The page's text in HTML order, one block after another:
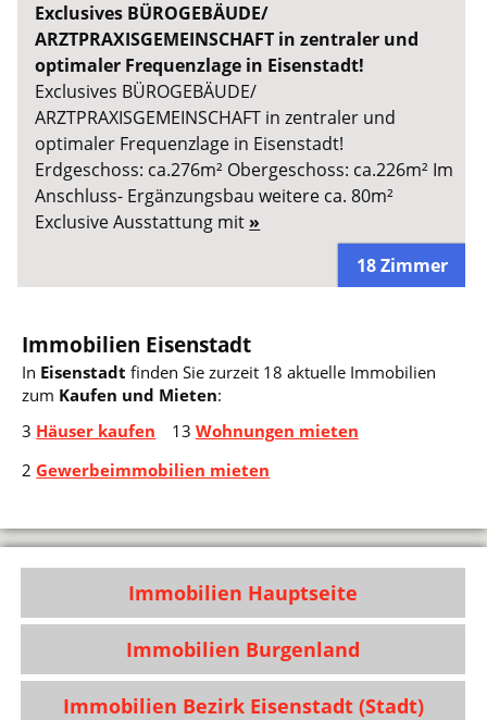
Exclusives BÜROGEBÄUDE/
ARZTPRAXISGEMEINSCHAFT in zentraler und
optimaler Frequenzlage in Eisenstadt!
Exclusives BÜROGEBÄUDE/
ARZTPRAXISGEMEINSCHAFT in zentraler und
optimaler Frequenzlage in Eisenstadt!
Erdgeschoss: ca.276m² Obergeschoss: ca.226m² Im
Anschluss- Ergänzungsbau weitere ca. 80m²
Exclusive Ausstattung mit »
18 Zimmer
Immobilien Eisenstadt
In Eisenstadt finden Sie zurzeit 18 aktuelle Immobilien
zum Kaufen und Mieten:
3 Häuser kaufen 13 Wohnungen mieten
2Gewerbeimmobilien mieten
Immobilien Hauptseite
Immobilien Burgenland
Immobilien Bezirk Eisenstadt (Stadt)